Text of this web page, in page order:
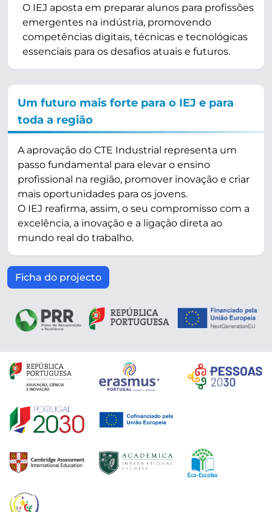
O IEJ aposta em preparar alunos para profissões
emergentes na indústria, promovendo
competências digitais, técnicas e tecnológicas
essenciais para os desafios atuais e futuros.
Um futuro mais forte para o IEJ e para
toda a região
A aprovação do CTE Industrial representa um
passo fundamental para elevar o ensino
profissional na região, promover inovação e criar
mais oportunidades para os jovens.
O IEJ reafirma, assim, o seu compromisso com a
excelência, a inovação e a ligação direta ao
mundo real do trabalho.
Ficha do projecto